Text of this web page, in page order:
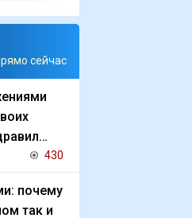
сейчас
430
почему
так и